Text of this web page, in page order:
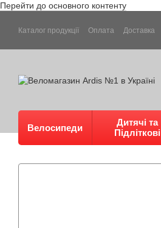
Перейти до основного контенту
Каталог продукції Оплата Доставка
Велосипеди
Дитячі та
Підліткові